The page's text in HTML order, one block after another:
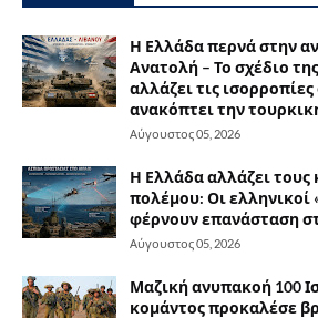
Η Ελλάδα περνά στην
Ανατολή – Το σχέδιο
αλλάζει τις
ανακόπτει την
Αύγουστος 05, 2026
Η Ελλάδα αλλάζει τους
πολέμου: Οι ελληνικοί
φέρνουν επανάσταση
Αύγουστος 05, 2026
Μαζική ανυπακοή 100
κομάντος προκαλέσε